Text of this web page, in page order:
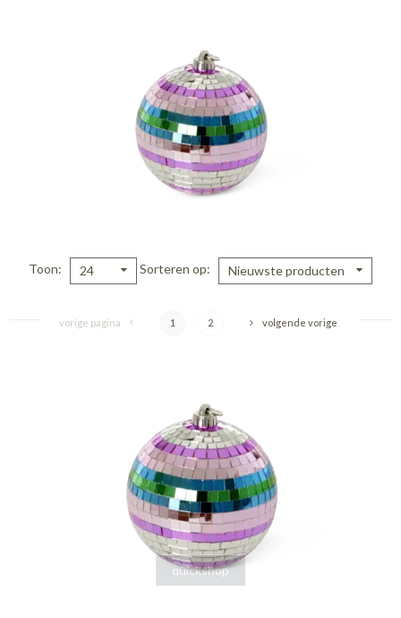
Toon 24 Sorteren op Nieuwste producten
vorige pagina 1 2 volgende vorige
quickshop